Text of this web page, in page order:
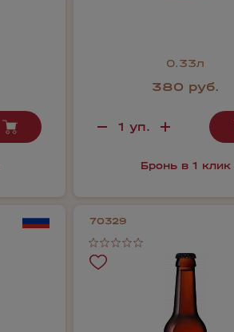
0.33л
380 руб.
Бронь в 1 клик
70329